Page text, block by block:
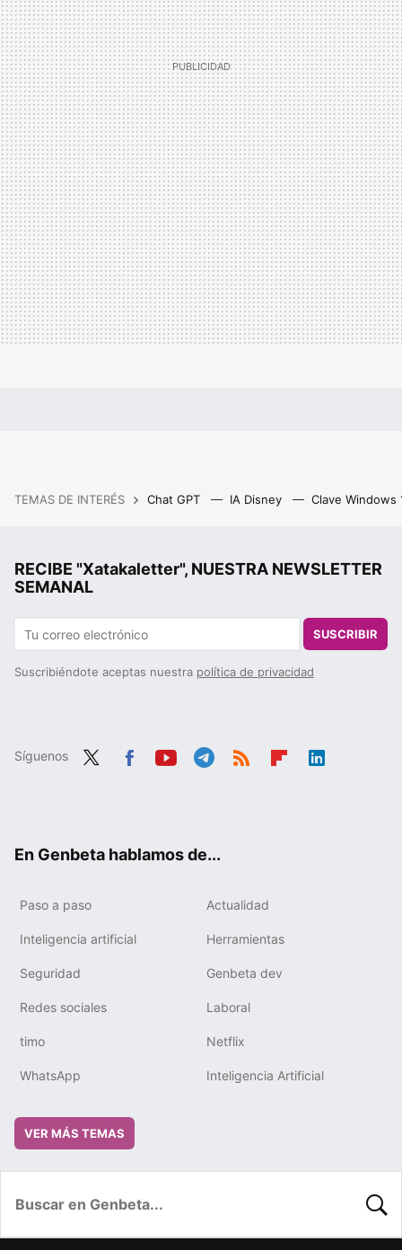
TEMAS DE INTERÉS Chat GPT IA Disney Clave Windows
RECIBE "Xatakaletter", NUESTRA NEWSLETTER
SEMANAL
SUSCRIBIR
Suscribiéndote aceptas nuestra política de privacidad
Síguenos
En Genbeta hablamos de...
Paso a paso Actualidad
Inteligencia artificial Herramientas
Seguridad Genbeta dev
Redes sociales Laboral
timo Netflix
WhatsApp Inteligencia Artificial
VER MÁS TEMAS